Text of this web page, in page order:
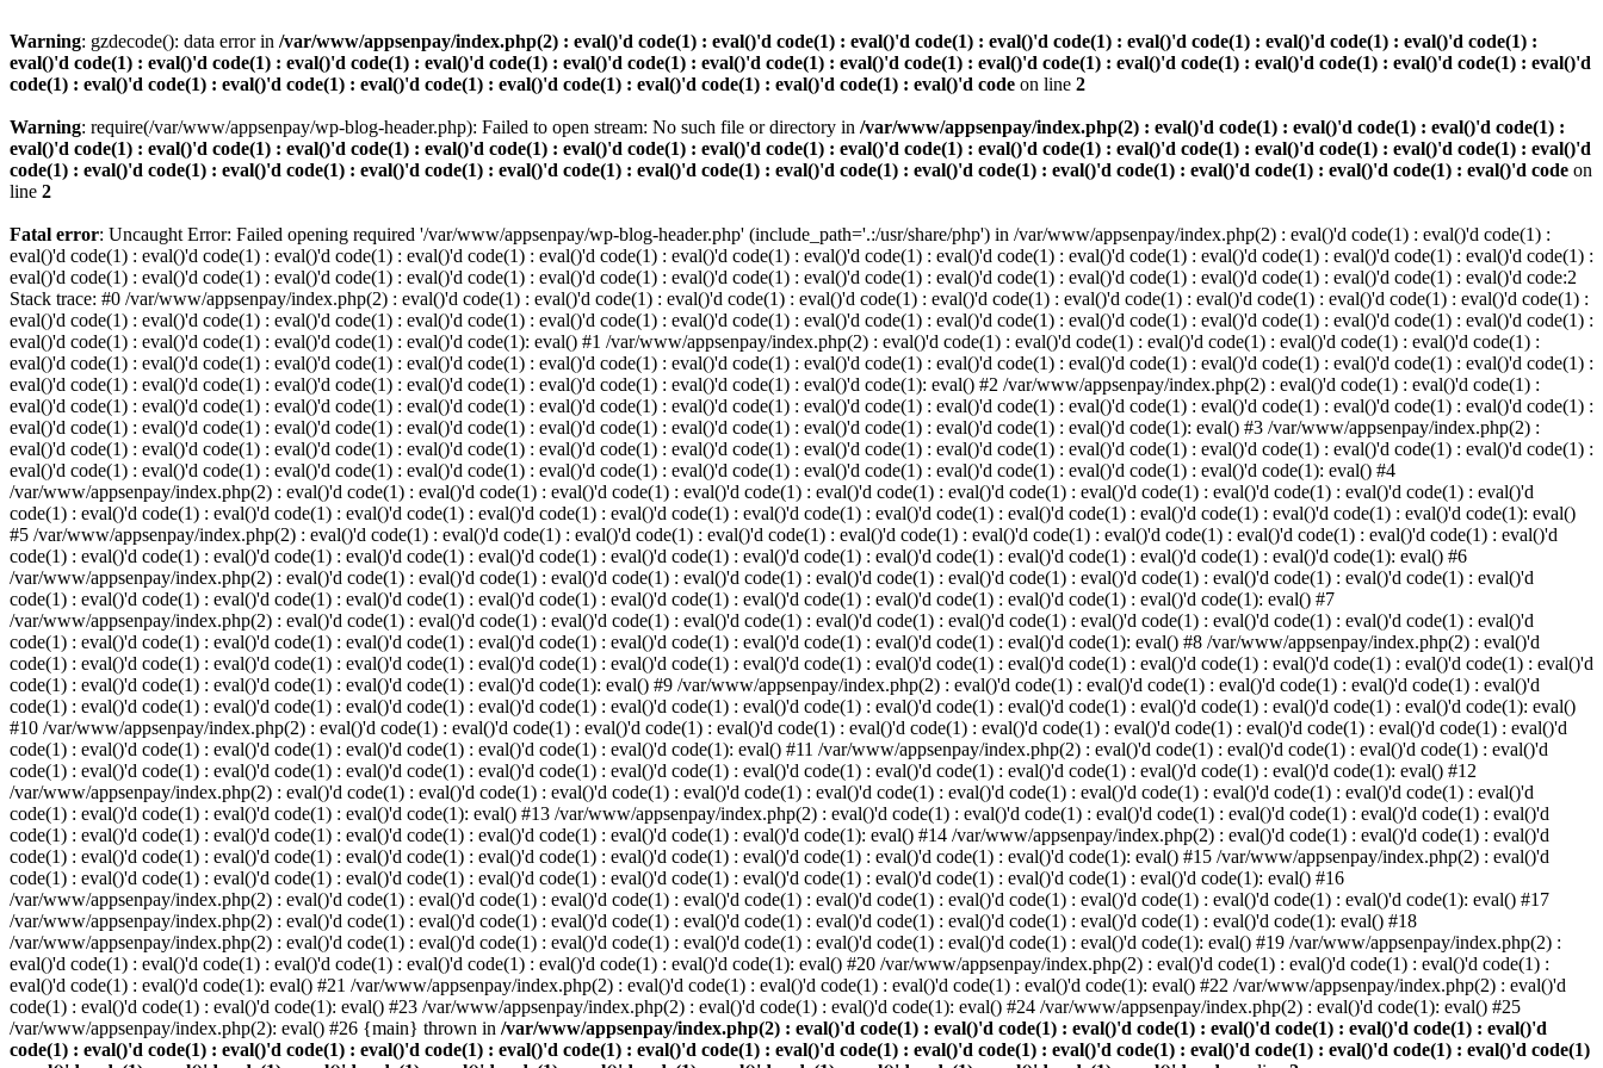
Warning: gzdecode(): data error in /var/www/appsenpay/index.php(2) : eval()'d code(1) : eval()'d code(1) : eval()'d code(1) : eval()'d code(1) : eval()'d code(1) : eval()'d code(1) : eval()'d code(1) :
eval()'d code(1) : eval()'d code(1) : eval()'d code(1) : eval()'d code(1) : eval()'d code(1) : eval()'d code(1) : eval()'d code(1) : eval()'d code(1) : eval()'d code(1) : eval()'d code(1) : eval()'d code(1) : eval()'d
code(1) : eval()'d code(1) : eval()'d code(1) : eval()'d code(1) : eval()'d code(1) : eval()'d code(1) : eval()'d code(1) : eval()'d code on line 2
Warning: require(/var/www/appsenpay/wp-blog-header.php): Failed to open stream: No such file or directory in /var/www/appsenpay/index.php(2) : eval()'d code(1) : eval()'d code(1) : eval()'d code(1) :
eval()'d code(1) : eval()'d code(1) : eval()'d code(1) : eval()'d code(1) : eval()'d code(1) : eval()'d code(1) : eval()'d code(1) : eval()'d code(1) : eval()'d code(1) : eval()'d code(1) : eval()'d code(1) : eval()'d
code(1) : eval()'d code(1) : eval()'d code(1) : eval()'d code(1) : eval()'d code(1) : eval()'d code(1) : eval()'d code(1) : eval()'d code(1) : eval()'d code(1) : eval()'d code(1) : eval()'d code(1) : eval()'d code on
line 2
Fatal error: Uncaught Error: Failed opening required '/var/www/appsenpay/wp-blog-header.php' (include_path='.:/usr/share/php') in /var/www/appsenpay/index.php(2) : eval()'d code(1) : eval()'d code(1) :
eval()'d code(1) : eval()'d code(1) : eval()'d code(1) : eval()'d code(1) : eval()'d code(1) : eval()'d code(1) : eval()'d code(1) : eval()'d code(1) : eval()'d code(1) : eval()'d code(1) : eval()'d code(1) : eval()'d code(1) :
eval()'d code(1) : eval()'d code(1) : eval()'d code(1) : eval()'d code(1) : eval()'d code(1) : eval()'d code(1) : eval()'d code(1) : eval()'d code(1) : eval()'d code(1) : eval()'d code(1) : eval()'d code(1) : eval()'d code:2
Stack trace: #0 /var/www/appsenpay/index.php(2) : eval()'d code(1) : eval()'d code(1) : eval()'d code(1) : eval()'d code(1) : eval()'d code(1) : eval()'d code(1) : eval()'d code(1) : eval()'d code(1) : eval()'d code(1) :
eval()'d code(1) : eval()'d code(1) : eval()'d code(1) : eval()'d code(1) : eval()'d code(1) : eval()'d code(1) : eval()'d code(1) : eval()'d code(1) : eval()'d code(1) : eval()'d code(1) : eval()'d code(1) : eval()'d code(1) :
eval()'d code(1) : eval()'d code(1) : eval()'d code(1) : eval()'d code(1): eval() #1 /var/www/appsenpay/index.php(2) : eval()'d code(1) : eval()'d code(1) : eval()'d code(1) : eval()'d code(1) : eval()'d code(1) :
eval()'d code(1) : eval()'d code(1) : eval()'d code(1) : eval()'d code(1) : eval()'d code(1) : eval()'d code(1) : eval()'d code(1) : eval()'d code(1) : eval()'d code(1) : eval()'d code(1) : eval()'d code(1) : eval()'d code(1) :
eval()'d code(1) : eval()'d code(1) : eval()'d code(1) : eval()'d code(1) : eval()'d code(1) : eval()'d code(1) : eval()'d code(1): eval() #2 /var/www/appsenpay/index.php(2) : eval()'d code(1) : eval()'d code(1) :
eval()'d code(1) : eval()'d code(1) : eval()'d code(1) : eval()'d code(1) : eval()'d code(1) : eval()'d code(1) : eval()'d code(1) : eval()'d code(1) : eval()'d code(1) : eval()'d code(1) : eval()'d code(1) : eval()'d code(1) :
eval()'d code(1) : eval()'d code(1) : eval()'d code(1) : eval()'d code(1) : eval()'d code(1) : eval()'d code(1) : eval()'d code(1) : eval()'d code(1) : eval()'d code(1): eval() #3 /var/www/appsenpay/index.php(2) :
eval()'d code(1) : eval()'d code(1) : eval()'d code(1) : eval()'d code(1) : eval()'d code(1) : eval()'d code(1) : eval()'d code(1) : eval()'d code(1) : eval()'d code(1) : eval()'d code(1) : eval()'d code(1) : eval()'d code(1) :
eval()'d code(1) : eval()'d code(1) : eval()'d code(1) : eval()'d code(1) : eval()'d code(1) : eval()'d code(1) : eval()'d code(1) : eval()'d code(1) : eval()'d code(1) : eval()'d code(1): eval() #4
/var/www/appsenpay/index.php(2) : eval()'d code(1) : eval()'d code(1) : eval()'d code(1) : eval()'d code(1) : eval()'d code(1) : eval()'d code(1) : eval()'d code(1) : eval()'d code(1) : eval()'d code(1) : eval()'d
code(1) : eval()'d code(1) : eval()'d code(1) : eval()'d code(1) : eval()'d code(1) : eval()'d code(1) : eval()'d code(1) : eval()'d code(1) : eval()'d code(1) : eval()'d code(1) : eval()'d code(1) : eval()'d code(1): eval()
#5 /var/www/appsenpay/index.php(2) : eval()'d code(1) : eval()'d code(1) : eval()'d code(1) : eval()'d code(1) : eval()'d code(1) : eval()'d code(1) : eval()'d code(1) : eval()'d code(1) : eval()'d code(1) : eval()'d
code(1) : eval()'d code(1) : eval()'d code(1) : eval()'d code(1) : eval()'d code(1) : eval()'d code(1) : eval()'d code(1) : eval()'d code(1) : eval()'d code(1) : eval()'d code(1) : eval()'d code(1): eval() #6
/var/www/appsenpay/index.php(2) : eval()'d code(1) : eval()'d code(1) : eval()'d code(1) : eval()'d code(1) : eval()'d code(1) : eval()'d code(1) : eval()'d code(1) : eval()'d code(1) : eval()'d code(1) : eval()'d
code(1) : eval()'d code(1) : eval()'d code(1) : eval()'d code(1) : eval()'d code(1) : eval()'d code(1) : eval()'d code(1) : eval()'d code(1) : eval()'d code(1) : eval()'d code(1): eval() #7
/var/www/appsenpay/index.php(2) : eval()'d code(1) : eval()'d code(1) : eval()'d code(1) : eval()'d code(1) : eval()'d code(1) : eval()'d code(1) : eval()'d code(1) : eval()'d code(1) : eval()'d code(1) : eval()'d
code(1) : eval()'d code(1) : eval()'d code(1) : eval()'d code(1) : eval()'d code(1) : eval()'d code(1) : eval()'d code(1) : eval()'d code(1) : eval()'d code(1): eval() #8 /var/www/appsenpay/index.php(2) : eval()'d
code(1) : eval()'d code(1) : eval()'d code(1) : eval()'d code(1) : eval()'d code(1) : eval()'d code(1) : eval()'d code(1) : eval()'d code(1) : eval()'d code(1) : eval()'d code(1) : eval()'d code(1) : eval()'d code(1) : eval()'d
code(1) : eval()'d code(1) : eval()'d code(1) : eval()'d code(1) : eval()'d code(1): eval() #9 /var/www/appsenpay/index.php(2) : eval()'d code(1) : eval()'d code(1) : eval()'d code(1) : eval()'d code(1) : eval()'d
code(1) : eval()'d code(1) : eval()'d code(1) : eval()'d code(1) : eval()'d code(1) : eval()'d code(1) : eval()'d code(1) : eval()'d code(1) : eval()'d code(1) : eval()'d code(1) : eval()'d code(1) : eval()'d code(1): eval()
#10 /var/www/appsenpay/index.php(2) : eval()'d code(1) : eval()'d code(1) : eval()'d code(1) : eval()'d code(1) : eval()'d code(1) : eval()'d code(1) : eval()'d code(1) : eval()'d code(1) : eval()'d code(1) : eval()'d
code(1) : eval()'d code(1) : eval()'d code(1) : eval()'d code(1) : eval()'d code(1) : eval()'d code(1): eval() #11 /var/www/appsenpay/index.php(2) : eval()'d code(1) : eval()'d code(1) : eval()'d code(1) : eval()'d
code(1) : eval()'d code(1) : eval()'d code(1) : eval()'d code(1) : eval()'d code(1) : eval()'d code(1) : eval()'d code(1) : eval()'d code(1) : eval()'d code(1) : eval()'d code(1) : eval()'d code(1): eval() #12
/var/www/appsenpay/index.php(2) : eval()'d code(1) : eval()'d code(1) : eval()'d code(1) : eval()'d code(1) : eval()'d code(1) : eval()'d code(1) : eval()'d code(1) : eval()'d code(1) : eval()'d code(1) : eval()'d
code(1) : eval()'d code(1) : eval()'d code(1) : eval()'d code(1): eval() #13 /var/www/appsenpay/index.php(2) : eval()'d code(1) : eval()'d code(1) : eval()'d code(1) : eval()'d code(1) : eval()'d code(1) : eval()'d
code(1) : eval()'d code(1) : eval()'d code(1) : eval()'d code(1) : eval()'d code(1) : eval()'d code(1) : eval()'d code(1): eval() #14 /var/www/appsenpay/index.php(2) : eval()'d code(1) : eval()'d code(1) : eval()'d
code(1) : eval()'d code(1) : eval()'d code(1) : eval()'d code(1) : eval()'d code(1) : eval()'d code(1) : eval()'d code(1) : eval()'d code(1) : eval()'d code(1): eval() #15 /var/www/appsenpay/index.php(2) : eval()'d
code(1) : eval()'d code(1) : eval()'d code(1) : eval()'d code(1) : eval()'d code(1) : eval()'d code(1) : eval()'d code(1) : eval()'d code(1) : eval()'d code(1) : eval()'d code(1): eval() #16
/var/www/appsenpay/index.php(2) : eval()'d code(1) : eval()'d code(1) : eval()'d code(1) : eval()'d code(1) : eval()'d code(1) : eval()'d code(1) : eval()'d code(1) : eval()'d code(1) : eval()'d code(1): eval() #17
/var/www/appsenpay/index.php(2) : eval()'d code(1) : eval()'d code(1) : eval()'d code(1) : eval()'d code(1) : eval()'d code(1) : eval()'d code(1) : eval()'d code(1) : eval()'d code(1): eval() #18
/var/www/appsenpay/index.php(2) : eval()'d code(1) : eval()'d code(1) : eval()'d code(1) : eval()'d code(1) : eval()'d code(1) : eval()'d code(1) : eval()'d code(1): eval() #19 /var/www/appsenpay/index.php(2) :
eval()'d code(1) : eval()'d code(1) : eval()'d code(1) : eval()'d code(1) : eval()'d code(1) : eval()'d code(1): eval() #20 /var/www/appsenpay/index.php(2) : eval()'d code(1) : eval()'d code(1) : eval()'d code(1) :
eval()'d code(1) : eval()'d code(1): eval() #21 /var/www/appsenpay/index.php(2) : eval()'d code(1) : eval()'d code(1) : eval()'d code(1) : eval()'d code(1): eval() #22 /var/www/appsenpay/index.php(2) : eval()'d
code(1) : eval()'d code(1) : eval()'d code(1): eval() #23 /var/www/appsenpay/index.php(2) : eval()'d code(1) : eval()'d code(1): eval() #24 /var/www/appsenpay/index.php(2) : eval()'d code(1): eval() #25
/var/www/appsenpay/index.php(2): eval() #26 {main} thrown in /var/www/appsenpay/index.php(2) : eval()'d code(1) : eval()'d code(1) : eval()'d code(1) : eval()'d code(1) : eval()'d code(1) : eval()'d
code(1) : eval()'d code(1) : eval()'d code(1) : eval()'d code(1) : eval()'d code(1) : eval()'d code(1) : eval()'d code(1) : eval()'d code(1) : eval()'d code(1) : eval()'d code(1) : eval()'d code(1) : eval()'d code(1)